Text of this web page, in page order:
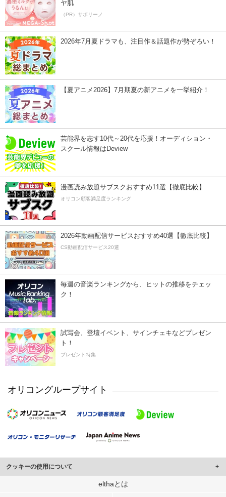
ヤ肌
（PR）サボリーノ
2026年7月夏ドラマも、注目作＆話題作が勢ぞろい！
【夏アニメ2026】7月期夏の新アニメを一挙紹介！
芸能界を志す10代～20代を応援！オーディション・
スクール情報はDeview
漫画読み放題サブスクおすすめ11選【徹底比較】
オリコン顧客満足度ランキング
2026年動画配信サービスおすすめ40選【徹底比較】
CS動画配信サービス20選
毎週の音楽ランキングから、ヒットの推移をチェッ
ク！
試写会、登壇イベント、サインチェキなどプレゼン
ト！
プレゼント特集
オリコングループサイト
クッキーの使用について
このサイトでは Cookie を使用して、ユーザーに合わせたコンテンツや広告の
elthaとは